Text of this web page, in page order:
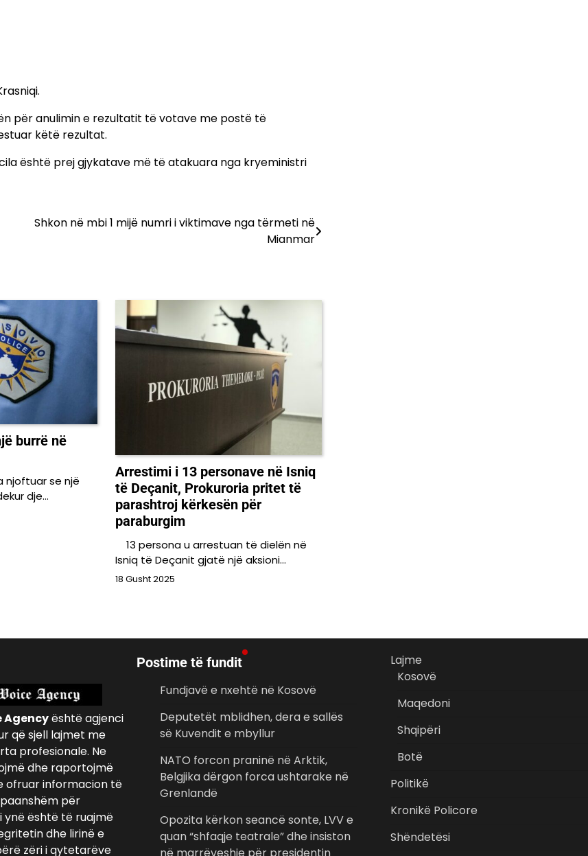
për anulimin e rezultatit të votave me postë të
këtë rezultat.
është prej gjykatave më të atakuara nga kryeministri
Shkon në mbi 1 mijë numri i viktimave nga tërmeti në
Mianmar
burrë në
njoftuar se një
dje…
Arrestimi i 13 personave në Isniq
të Deçanit, Prokuroria pritet të
parashtroj kërkesën për
paraburgim
13 persona u arrestuan të dielën në
Isniq të Deçanit gjatë një aksioni…
18 Gusht 2025
Agencyështë agjenci
që sjell lajmet me
profesionale. Ne
dhe raportojmë
ofruar informacion të
për
ynë është të ruajmë
dhe lirinë e
zëri i qytetarëve
Postime të fundit
Fundjavë e nxehtë në Kosovë
Deputetët mblidhen, dera e sallës
së Kuvendit e mbyllur
NATO forcon praninë në Arktik,
Belgjika dërgon forca ushtarake në
Grenlandë
Opozita kërkon seancë sonte, LVV e
quan “shfaqje teatrale” dhe insiston
në marrëveshje për presidentin
Lajme
Kosovë
Maqedoni
Shqipëri
Botë
Politikë
Kronikë Policore
Shëndetësi